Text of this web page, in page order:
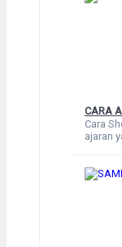
CARA
Cara
ajaran